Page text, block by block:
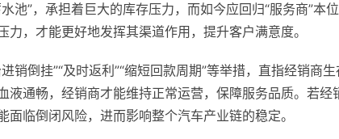
池”，承担着巨大的库存压力，而如今应回归“服务商”本
力，才能更好地发挥其渠道作用，提升客户满意度。
销倒挂”“及时返利”“缩短回款周期”等举措，直指经销
液通畅，经销商才能维持正常运营，保障服务品质。若经
面临倒闭风险，进而影响整个汽车产业链的稳定。